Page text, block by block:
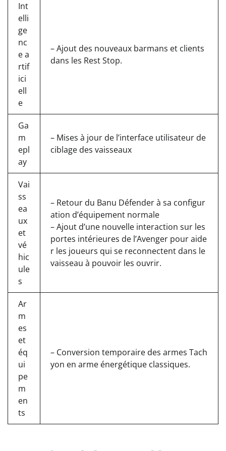
Int
elli
ge
nc
e a
rtif
ici
ell
e
– Ajout des nouveaux barmans et clients
dans les Rest Stop.
Ga
m
epl
ay
– Mises à jour de l’interface utilisateur de
ciblage des vaisseaux
Vai
ss
ea
ux
et
vé
hic
ule
s
– Retour du Banu Défender à sa configur
ation d’équipement normale
– Ajout d’une nouvelle interaction sur les
portes intérieures de l’Avenger pour aide
r les joueurs qui se reconnectent dans le
vaisseau à pouvoir les ouvrir.
Ar
m
es
et
éq
ui
pe
m
en
ts
– Conversion temporaire des armes Tach
yon en arme énergétique classiques.